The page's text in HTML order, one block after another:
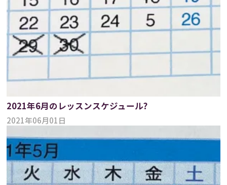
2021年6月のレッスンスケジュール?
2021年06月01日